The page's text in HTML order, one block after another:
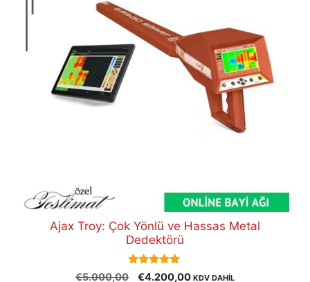
Ajax Troy: Çok Yönlü ve Hassas Metal
Dedektörü
5.00
€5.000,00 Orijinal
€4.200,00Şu
KDV DAHİL